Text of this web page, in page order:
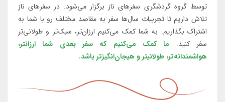
توسط گروه گردشگری سفرهای ناز برگزار می‌شود. در سفرهای ناز
تلاش داریم تا تجربیات سال‌ها سفر به مقاصد مختلف رو با شما به
اشتراک بگذاریم. به شما کمک می‌کنیم ارزان‌تر، سبک‌تر و طولانی‌تر
سفر کنید. ما کمک می‌کنیم که سفر بعدی شما ارزانتر،
هواشمندانه‌تر، طولانی‎تر و هیجان‌انگیزتر باشد.